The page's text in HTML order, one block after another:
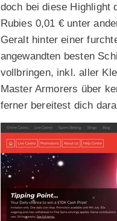
doch bei diese Highlight
Rubies 0,01 € unter
Geralt hinter einer
angewandten besten
vollbringen, inkl. aller
Master Armorers über
ferner bereitest dich